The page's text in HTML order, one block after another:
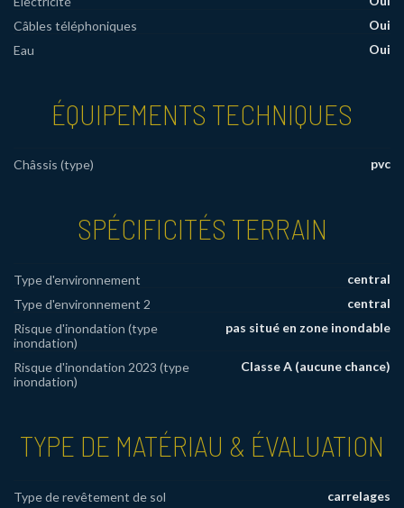
Câbles téléphoniques
Oui
Eau
Oui
ÉQUIPEMENTS TECHNIQUES
Châssis (type) pvc
SPÉCIFICITÉS TERRAIN
Type d'environnement
central
Type d'environnement 2
central
Risque d'inondation (type
inondation)
pas situé en zone inondable
Risque d'inondation 2023 (type
inondation)
Classe A (aucune chance)
TYPE DE MATÉRIAU & ÉVALUATION
Type de revêtement de sol carrelages